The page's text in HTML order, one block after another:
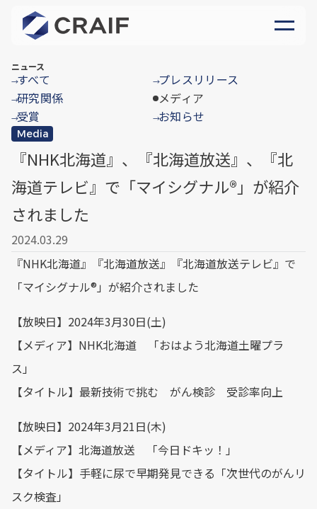
ニュース
→すべて →プレスリリース
→研究関係 メディア
→受賞 →お知らせ
Media
『NHK北海道』、『北海道放送』、『北
海道テレビ』で「マイシグナル®︎」が紹介
されました
2024.03.29
『NHK北海道』『北海道放送』『北海道放送テレビ』で
「マイシグナル®︎」が紹介されました
【放映日】2024年3月30日(土)
【メディア】NHK北海道 「おはよう北海道土曜プラ
ス」
【タイトル】最新技術で挑む がん検診 受診率向上
【放映日】2024年3月21日(木)
【メディア】北海道放送 「今日ドキッ！」
【タイトル】手軽に尿で早期発見できる「次世代のがんリ
スク検査」